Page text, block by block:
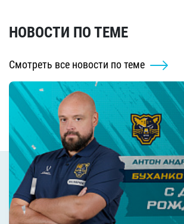
НОВОСТИ ПО ТЕМЕ
Смотреть все новости по теме